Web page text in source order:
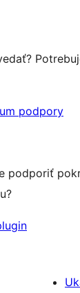
podpory
podporiť